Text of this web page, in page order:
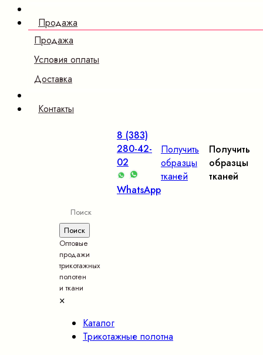
Продажа
Продажа
Условия оплаты
Доставка
Контакты
8 (383)
280-42-
02
WhatsApp
Получить
образцы
тканей
Получить
образцы
тканей
Оптовые
продажи
трикотажных
полотен
и ткани
×
Каталог
Трикотажные полотна